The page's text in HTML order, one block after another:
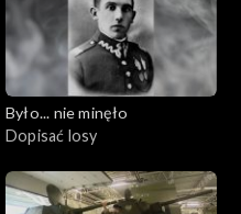
Było... nie minęło
Dopisać losy